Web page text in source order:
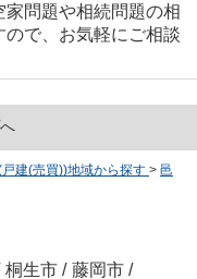
家問題や相続問題の相
で、お気軽にご相談
戸建(売買))地域から探す > 邑
桐生市 / 藤岡市 /